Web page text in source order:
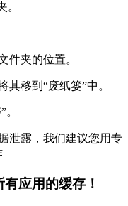
。
件夹的位置。
其移到“废纸篓”中。
泄露，我们建议您用专
应用的缓存！